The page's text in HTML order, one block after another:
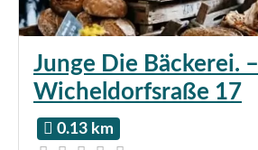
Junge Die Bäckerei. –
Wicheldorfsraße 17
0.13 km